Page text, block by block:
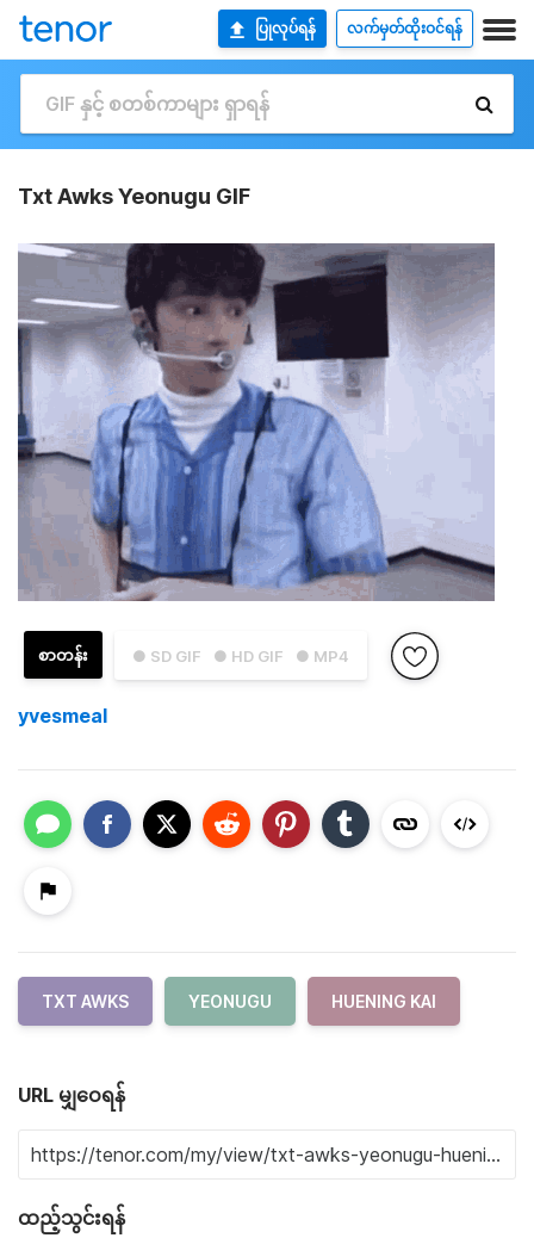
ပြုလုပ်ရန် လက်မှတ်ထိုးဝင်ရန်
Txt Awks Yeonugu GIF
● SD GIF ● HD GIF ● MP4
စာတန်း
yvesmeal
TXT AWKS YEONUGU HUENING KAI
URL မျှဝေရန်
ထည့်သွင်းရန်